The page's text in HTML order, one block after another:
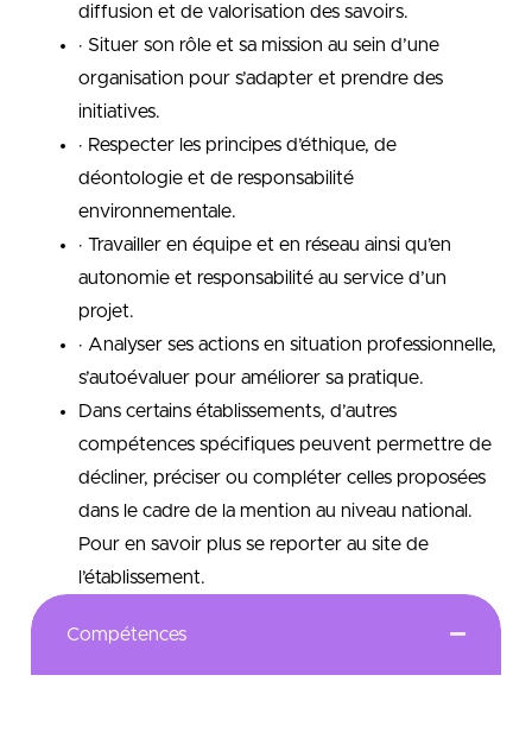
diffusion et de valorisation des savoirs.
· Situer son rôle et sa mission au sein d’une
organisation pour s’adapter et prendre des
initiatives.
· Respecter les principes d’éthique, de
déontologie et de responsabilité
environnementale.
· Travailler en équipe et en réseau ainsi qu’en
autonomie et responsabilité au service d’un
projet.
· Analyser ses actions en situation professionnelle,
s’autoévaluer pour améliorer sa pratique.
Dans certains établissements, d’autres
compétences spécifiques peuvent permettre de
décliner, préciser ou compléter celles proposées
dans le cadre de la mention au niveau national.
Pour en savoir plus se reporter au site de
l’établissement.
Compétences